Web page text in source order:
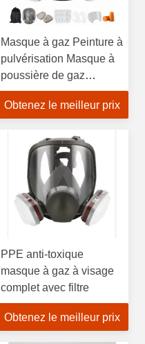
Masque à gaz Peinture à
pulvérisation Masque à
poussière de gaz
organique Masque facial
à charbon actif TPE
Obtenez le meilleur prix
PPE anti-toxique
masque à gaz à visage
complet avec filtre
Obtenez le meilleur prix